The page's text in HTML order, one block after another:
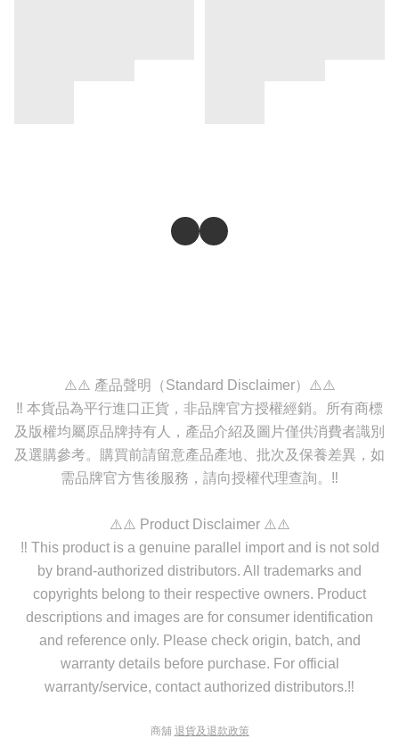
⚠️⚠️ 產品聲明（Standard Disclaimer）⚠️⚠️
‼️ 本貨品為平行進口正貨，非品牌官方授權經銷。所有商標
及版權均屬原品牌持有人，產品介紹及圖片僅供消費者識別
及選購參考。購買前請留意產品產地、批次及保養差異，如
需品牌官方售後服務，請向授權代理查詢。‼️
⚠️⚠️ Product Disclaimer ⚠️⚠️
‼️ This product is a genuine parallel import and is not sold
by brand-authorized distributors. All trademarks and
copyrights belong to their respective owners. Product
descriptions and images are for consumer identification
and reference only. Please check origin, batch, and
warranty details before purchase. For official
warranty/service, contact authorized distributors.‼️
商舖 退貨及退款政策